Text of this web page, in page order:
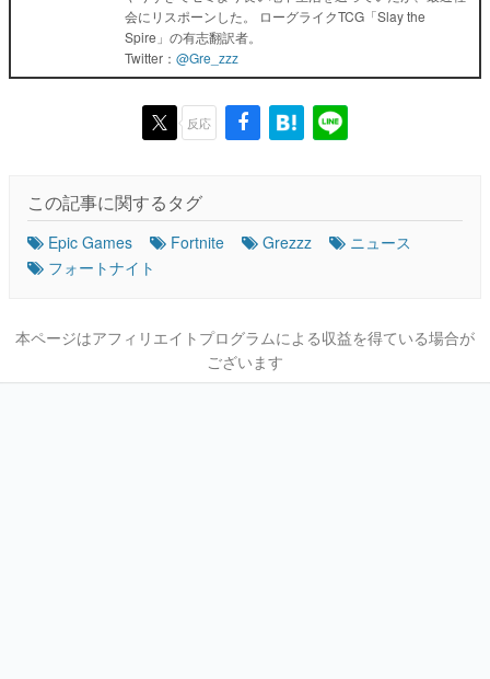
会にリスポーンした。 ローグライクTCG「Slay the
Spire」の有志翻訳者。
Twitter： @Gre_zzz
反応
この記事に関するタグ
Epic Games Fortnite Grezzz
ニュース
フォートナイト
本ページはアフィリエイトプログラムによる収益を得ている場合が
ございます